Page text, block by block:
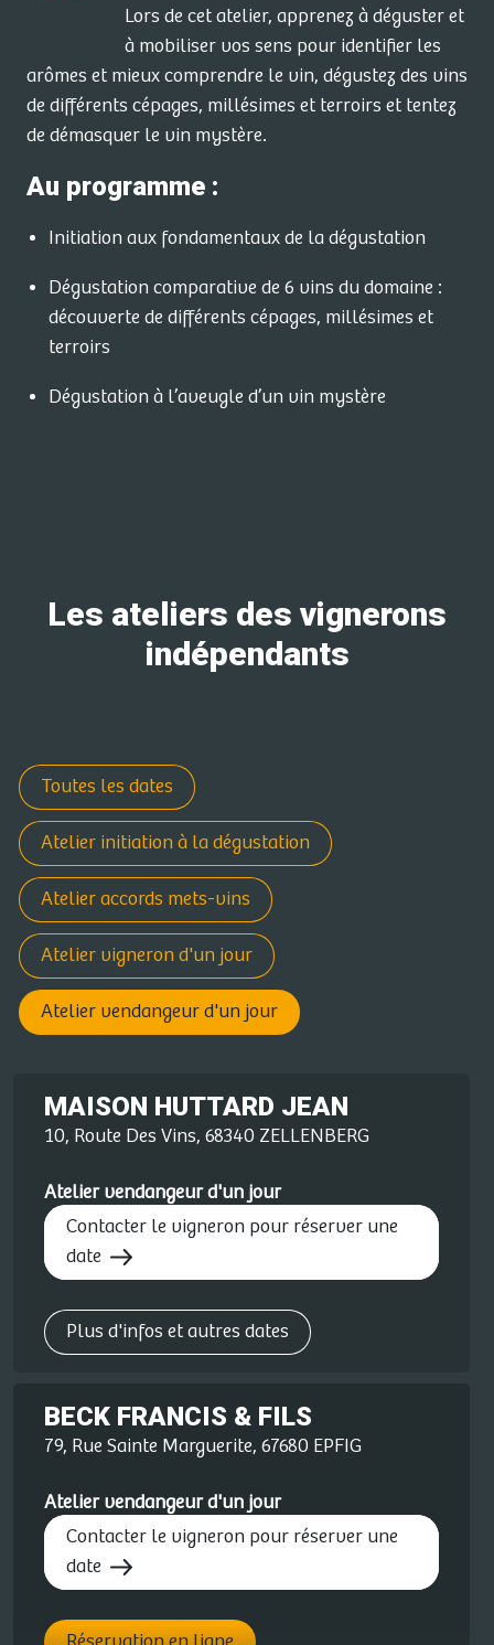
Lors de cet atelier, apprenez à déguster et
à mobiliser vos sens pour identifier les
arômes et mieux comprendre le vin, dégustez des vins
de différents cépages, millésimes et terroirs et tentez
de démasquer le vin mystère.
Au programme :
Initiation aux fondamentaux de la dégustation
Dégustation comparative de 6 vins du domaine :
découverte de différents cépages, millésimes et
terroirs
Dégustation à l’aveugle d’un vin mystère
Les ateliers des vignerons
indépendants
Toutes les dates
Atelier initiation à la dégustation
Atelier accords mets-vins
Atelier vigneron d'un jour
Atelier vendangeur d'un jour
MAISON HUTTARD JEAN
10, Route Des Vins, 68340 ZELLENBERG
Atelier vendangeur d'un jour
Contacter le vigneron pour réserver une
date
Plus d'infos et autres dates
BECK FRANCIS & FILS
79, Rue Sainte Marguerite, 67680 EPFIG
Atelier vendangeur d'un jour
Contacter le vigneron pour réserver une
date